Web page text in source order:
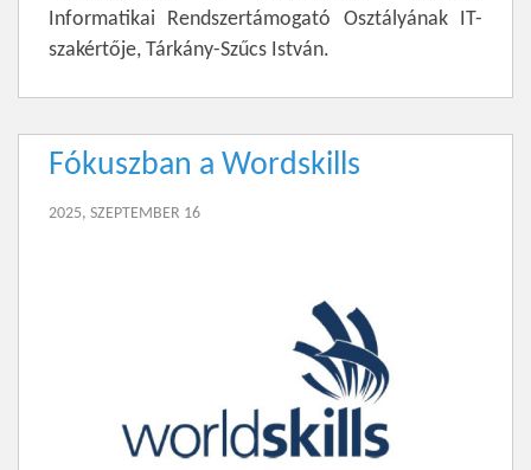
Informatikai Rendszertámogató Osztályának IT-
szakértője, Tárkány-Szűcs István.
Fókuszban a Wordskills
2025, SZEPTEMBER 16